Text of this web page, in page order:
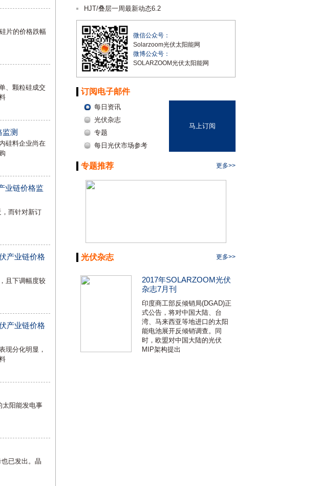
片的价格跌幅
、颗粒硅成交
测
硅料企业尚在
业链价格监
而针对新订
产业链价格
且下调幅度较
产业链价格
现分化明显，
太阳能发电事
已发出。晶
HJT/叠层一周最新动态6.2
微信公众号：
Solarzoom光伏太阳能网
微博公众号：
SOLARZOOM光伏太阳能网
订阅电子邮件
每日资讯
光伏杂志
专题
每日光伏市场参考
马上订阅
专题推荐 更多>>
光伏杂志 更多>>
2017年SOLARZOOM光伏
杂志7月刊
印度商工部反倾销局(DGAD)正
式公告，将对中国大陆、台
湾、马来西亚等地进口的太阳
能电池展开反倾销调查。同
时，欧盟对中国大陆的光伏
MIP架构提出